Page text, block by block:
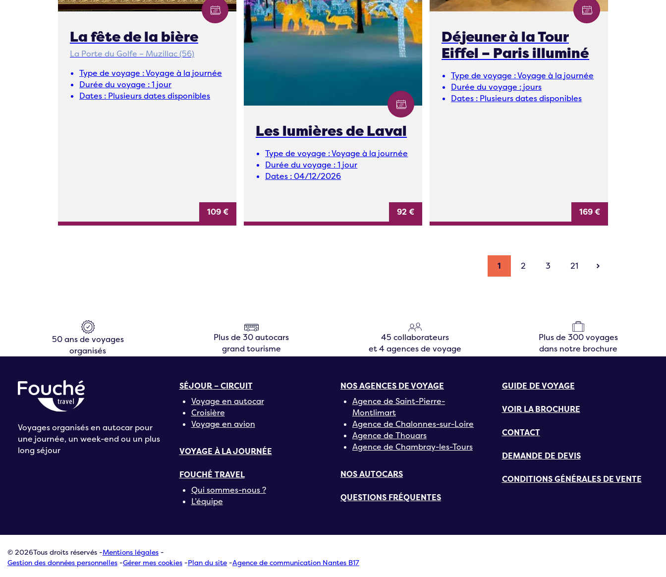
La fête de la bière
La Porte du Golfe – Muzillac (56)
Type de voyage :Voyage à la journée
Durée du voyage :1 jour
Dates : Plusieurs dates disponibles
109 €
Les lumières de Laval
Type de voyage :Voyage à la journée
Durée du voyage :1 jour
Dates :04/12/2026
92 €
Déjeuner à la Tour
Eiffel – Paris illuminé
Type de voyage :Voyage à la journée
Durée du voyage :jours
Dates : Plusieurs dates disponibles
169 €
1 2 3 21
50 ans de voyages
organisés
Plus de 30 autocars
grand tourisme
45 collaborateurs
et 4 agences de voyage
Plus de 300 voyages
dans notre brochure
Voyages organisés en autocar pour
une journée, un week-end ou un plus
long séjour
SÉJOUR – CIRCUIT
Voyage en autocar
Croisière
Voyage en avion
VOYAGE À LA JOURNÉE
FOUCHÉ TRAVEL
Qui sommes-nous ?
L’équipe
NOS AGENCES DE VOYAGE
Agence de Saint-Pierre-
Montlimart
Agence de Chalonnes-sur-Loire
Agence de Thouars
Agence de Chambray-les-Tours
NOS AUTOCARS
QUESTIONS FRÉQUENTES
GUIDE DE VOYAGE
VOIR LA BROCHURE
CONTACT
DEMANDE DE DEVIS
CONDITIONS GÉNÉRALES DE VENTE
© 2026Tous droits réservés -Mentions légales -
Gestion des données personnelles -Gérer mes cookies -Plan du site -Agence de communication Nantes B17